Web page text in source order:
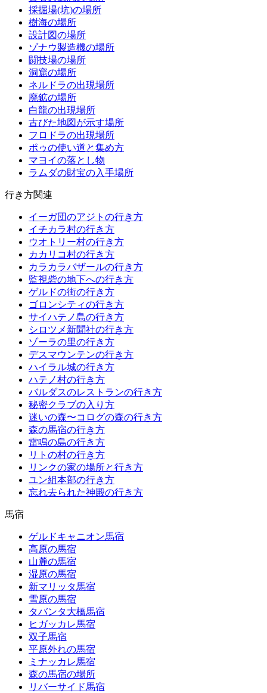
採掘場(坑)の場所
樹海の場所
設計図の場所
ゾナウ製造機の場所
闘技場の場所
洞窟の場所
ネルドラの出現場所
廃鉱の場所
白龍の出現場所
古びた地図が示す場所
フロドラの出現場所
ポゥの使い道と集め方
マヨイの落とし物
ラムダの財宝の入手場所
行き方関連
イーガ団のアジトの行き方
イチカラ村の行き方
ウオトリー村の行き方
カカリコ村の行き方
カラカラバザールの行き方
監視砦の地下への行き方
ゲルドの街の行き方
ゴロンシティの行き方
サイハテノ島の行き方
シロツメ新聞社の行き方
ゾーラの里の行き方
デスマウンテンの行き方
ハイラル城の行き方
ハテノ村の行き方
バルダスのレストランの行き方
秘密クラブの入り方
迷いの森〜コログの森の行き方
森の馬宿の行き方
雷鳴の島の行き方
リトの村の行き方
リンクの家の場所と行き方
ユン組本部の行き方
忘れ去られた神殿の行き方
馬宿
ゲルドキャニオン馬宿
高原の馬宿
山麓の馬宿
湿原の馬宿
新マリッタ馬宿
雪原の馬宿
タバンタ大橋馬宿
ヒガッカレ馬宿
双子馬宿
平原外れの馬宿
ミナッカレ馬宿
森の馬宿の場所
リバーサイド馬宿